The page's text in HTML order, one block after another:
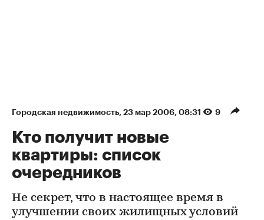
Городская недвижимость⁠, 23 мар 2006, 08:31 9
Кто получит новые
квартиры: список
очередников
Не секрет, что в настоящее время в
улучшении своих жилищных условий